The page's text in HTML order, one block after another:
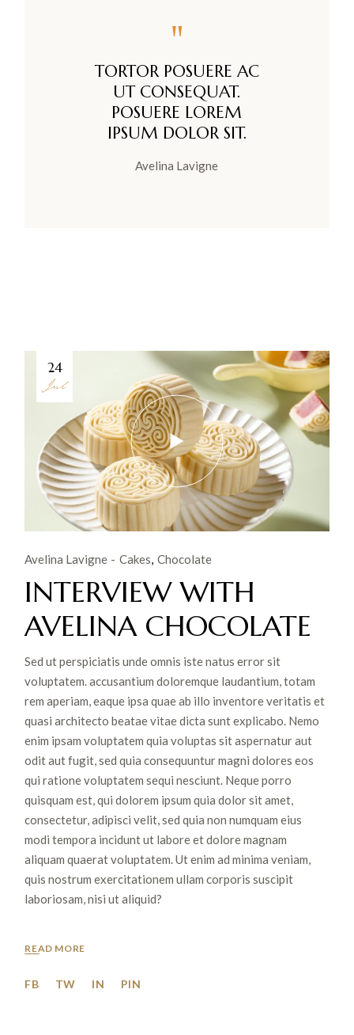
"
TORTOR POSUERE AC
UT CONSEQUAT.
POSUERE LOREM
IPSUM DOLOR SIT.
Avelina Lavigne
24
Jul
Avelina Lavigne Cakes Chocolate
INTERVIEW WITH
AVELINA CHOCOLATE
Sed ut perspiciatis unde omnis iste natus error sit
voluptatem. accusantium doloremque laudantium, totam
rem aperiam, eaque ipsa quae ab illo inventore veritatis et
quasi architecto beatae vitae dicta sunt explicabo. Nemo
enim ipsam voluptatem quia voluptas sit aspernatur aut
odit aut fugit, sed quia consequuntur magni dolores eos
qui ratione voluptatem sequi nesciunt. Neque porro
quisquam est, qui dolorem ipsum quia dolor sit amet,
consectetur, adipisci velit, sed quia non numquam eius
modi tempora incidunt ut labore et dolore magnam
aliquam quaerat voluptatem. Ut enim ad minima veniam,
quis nostrum exercitationem ullam corporis suscipit
laboriosam, nisi ut aliquid?
READ MORE
FB TW IN PIN